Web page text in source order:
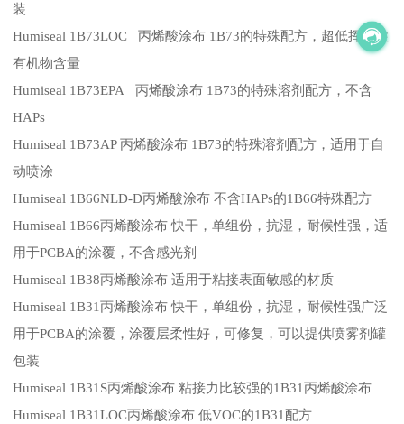
装
Humiseal 1B73LOC 丙烯酸涂布 1B73的特殊配方，超低挥发性
有机物含量
Humiseal 1B73EPA 丙烯酸涂布 1B73的特殊溶剂配方，不含
HAPs
Humiseal 1B73AP 丙烯酸涂布 1B73的特殊溶剂配方，适用于自
动喷涂
Humiseal 1B66NLD-D丙烯酸涂布 不含HAPs的1B66特殊配方
Humiseal 1B66丙烯酸涂布 快干，单组份，抗湿，耐候性强，适
用于PCBA的涂覆，不含感光剂
Humiseal 1B38丙烯酸涂布 适用于粘接表面敏感的材质
Humiseal 1B31丙烯酸涂布 快干，单组份，抗湿，耐候性强广泛
用于PCBA的涂覆，涂覆层柔性好，可修复，可以提供喷雾剂罐
包装
Humiseal 1B31S丙烯酸涂布 粘接力比较强的1B31丙烯酸涂布
Humiseal 1B31LOC丙烯酸涂布 低VOC的1B31配方